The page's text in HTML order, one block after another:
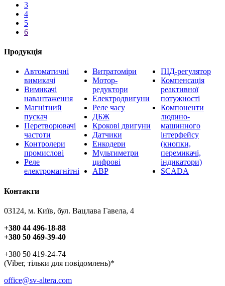
3
4
5
6
Продукція
Автоматичні
вимикачі
Вимикачі
навантаження
Магнітний
пускач
Перетворювачі
частоти
Контролери
промислові
Реле
електромагнітні
Витратоміри
Мотор-
редуктори
Електродвигуни
Реле часу
ДБЖ
Крокові двигуни
Датчики
Енкодери
Мультиметри
цифрові
АВР
ПІД-регулятор
Компенсація
реактивної
потужності
Компоненти
людино-
машинного
інтерфейсу
(кнопки,
перемикачі,
індикатори)
SCADA
Контакти
03124, м. Київ, бул. Вацлава Гавела, 4
+380 44 496-18-88
+380 50 469-39-40
+380 50 419-24-74
(Viber, тільки для повідомлень)*
office@sv-altera.com